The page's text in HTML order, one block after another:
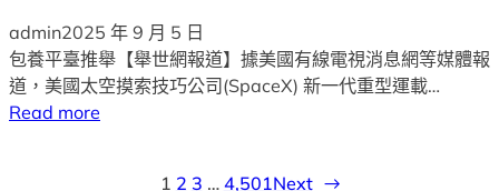
admin2025 年 9 月 5 日
包養平臺推舉【舉世網報道】據美國有線電視消息網等媒體報
道，美國太空摸索技巧公司(SpaceX) 新一代重型運載…
Read more
1 2 3 … 4,501Next →